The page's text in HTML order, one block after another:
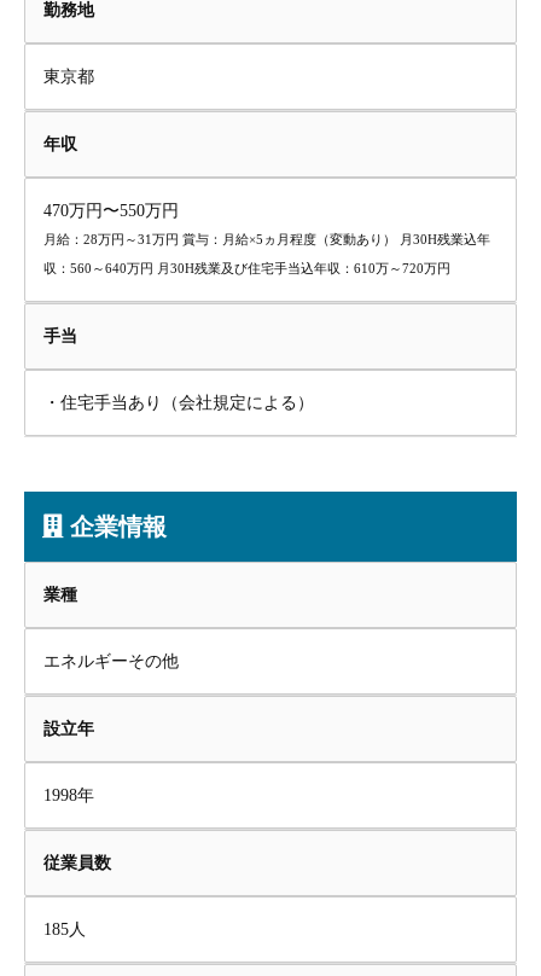
勤務地
東京都
年収
470万円〜550万円
月給：28万円～31万円 賞与：月給×5ヵ月程度（変動あり） 月30H残業込年
収：560～640万円 月30H残業及び住宅手当込年収：610万～720万円
手当
・住宅手当あり（会社規定による）
企業情報
業種
エネルギーその他
設立年
1998年
従業員数
185人